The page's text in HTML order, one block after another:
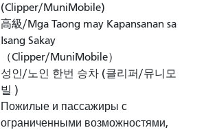
(Clipper/MuniMobile)
高級/Mga Taong may Kapansanan sa
Isang Sakay
（Clipper/MuniMobile）
성인/노인 한번 승차 (클리퍼/뮤니모
빌 )
Пожилые и пассажиры с
ограниченными возможностями,